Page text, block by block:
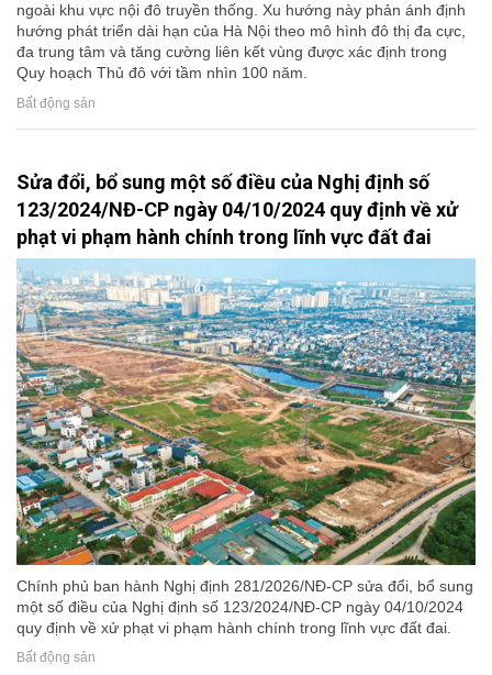
ngoài khu vực nội đô truyền thống. Xu hướng này phản ánh định
hướng phát triển dài hạn của Hà Nội theo mô hình đô thị đa cực,
đa trung tâm và tăng cường liên kết vùng được xác định trong
Quy hoạch Thủ đô với tầm nhìn 100 năm.
Bất động sản
Sửa đổi, bổ sung một số điều của Nghị định số
123/2024/NĐ-CP ngày 04/10/2024 quy định về xử
phạt vi phạm hành chính trong lĩnh vực đất đai
Chính phủ ban hành Nghị định 281/2026/NĐ-CP sửa đổi, bổ sung
một số điều của Nghị định số 123/2024/NĐ-CP ngày 04/10/2024
quy định về xử phạt vi phạm hành chính trong lĩnh vực đất đai.
Bất động sản